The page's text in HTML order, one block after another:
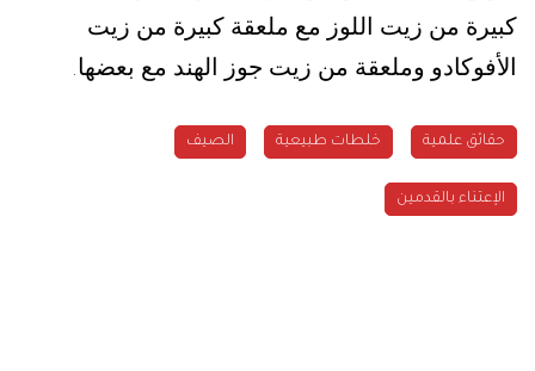
كبيرة من زيت اللوز مع ملعقة كبيرة من زيت
الأفوكادو وملعقة من زيت جوز الهند مع بعضها.
حقائق علمية خلطات طبيعية الصيف
الإعتناء بالقدمين